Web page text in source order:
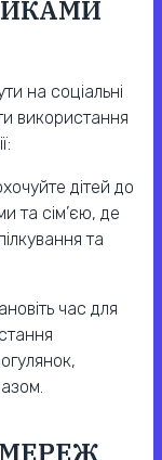
на соціальні
використання
дітей до
та сім’єю, де
та
час для